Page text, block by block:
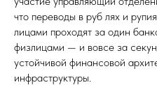
что переводы в руб лях и
лицами проходят за один
физлицами — и вовсе за
устойчивой финансовой
инфраструктуры.